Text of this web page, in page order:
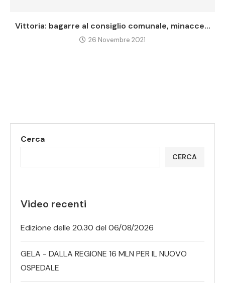
Vittoria: bagarre al consiglio comunale, minacce...
26 Novembre 2021
Cerca
CERCA
Video recenti
Edizione delle 20.30 del 06/08/2026
GELA - DALLA REGIONE 16 MLN PER IL NUOVO
OSPEDALE